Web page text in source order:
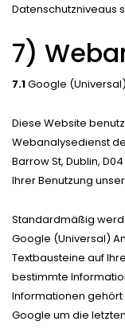
Datenschutzniveaus
7)
7.1Google
Diese Website
Webanalysedienst
Barrow St, Dublin,
Ihrer Benutzung
Standardmäßig
Google (Universal)
Textbausteine auf
bestimmte
Informationen gehört
Google um die